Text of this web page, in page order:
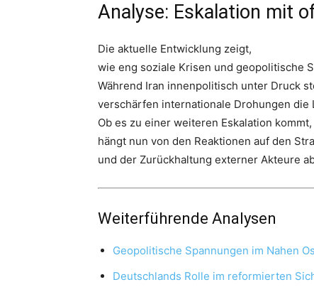
Analyse: Eskalation mit
Die aktuelle Entwicklung zeigt,
wie eng soziale Krisen und geopolitische
Während Iran innenpolitisch unter Druck
verschärfen internationale Drohungen die
Ob es zu einer weiteren Eskalation kommt,
hängt nun von den Reaktionen auf den
und der Zurückhaltung externer Akteure
Weiterführende Analysen
Geopolitische Spannungen im Nahen
Deutschlands Rolle im reformierten